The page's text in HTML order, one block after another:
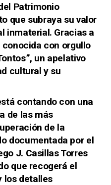
Patrimonio
que subraya su valor
inmaterial. Gracias a
con orgullo
un apelativo
cultural y su
contando con una
de las más
de la
documentada por el
J. Casillas Torres
que recogerá el
los detalles